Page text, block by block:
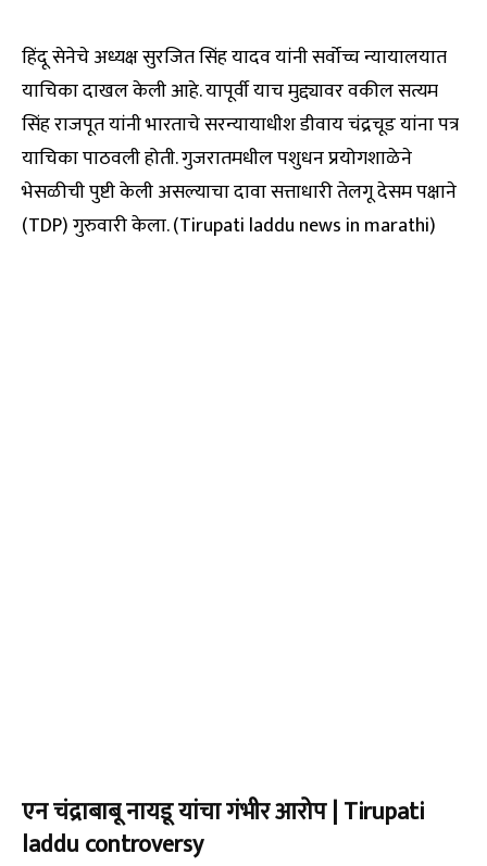
हिंदू सेनेचे अध्यक्ष सुरजित सिंह यादव यांनी सर्वोच्च न्यायालयात
याचिका दाखल केली आहे. यापूर्वी याच मुद्द्यावर वकील सत्यम
सिंह राजपूत यांनी भारताचे सरन्यायाधीश डीवाय चंद्रचूड यांना पत्र
याचिका पाठवली होती. गुजरातमधील पशुधन प्रयोगशाळेने
भेसळीची पुष्टी केली असल्याचा दावा सत्ताधारी तेलगू देसम पक्षाने
(TDP) गुरुवारी केला. (Tirupati laddu news in marathi)
एन चंद्राबाबू नायडू यांचा गंभीर आरोप |Tirupati
laddu controversy